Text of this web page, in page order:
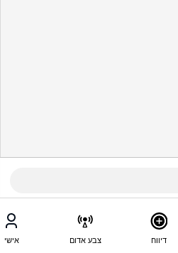
דיווח צבע אדום אישי